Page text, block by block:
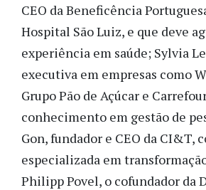
CEO da Beneficência
Hospital São Luiz, e que deve
experiência em saúde; Sylvia
executiva em empresas como
Grupo Pão de Açúcar e
conhecimento em gestão de
Gon, fundador e CEO da CI&T,
especializada em
Philipp Povel, o cofundador da